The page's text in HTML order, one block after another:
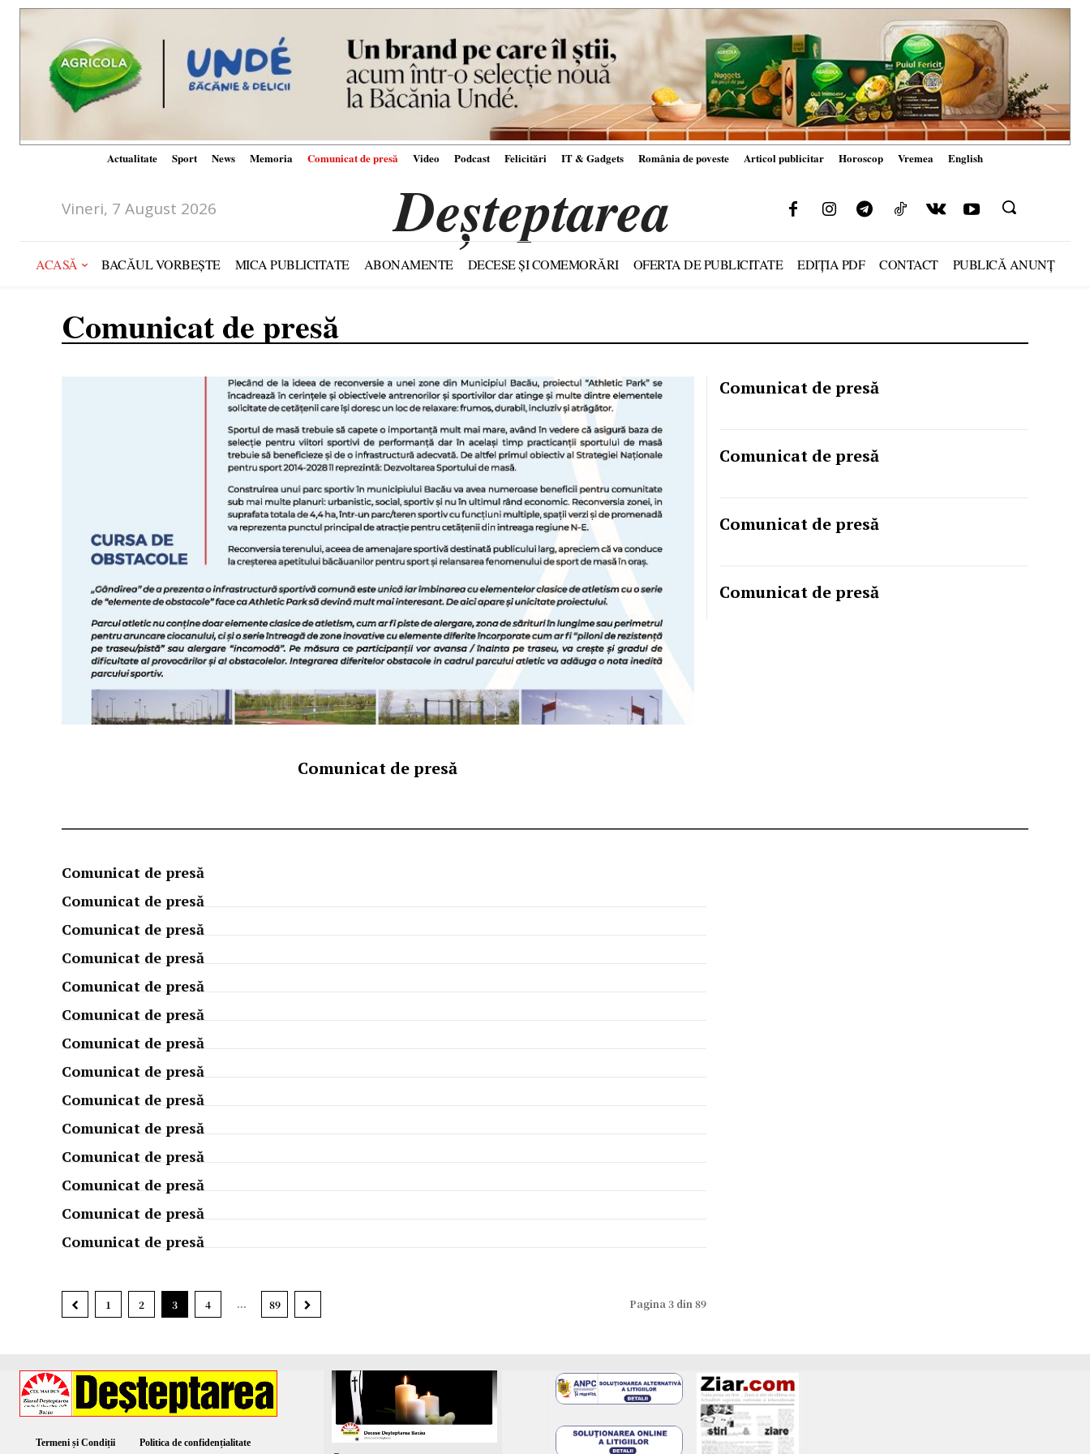
Actualitate Sport News Memoria Comunicat de presă Video Podcast Felicitări IT & Gadgets România de poveste Articol publicitar Horoscop Vremea English
Vineri, 7 August 2026 Deșteptarea
ACASĂ BACĂUL VORBEȘTE MICA PUBLICITATE ABONAMENTE DECESE ȘI COMEMORĂRI OFERTA DE PUBLICITATE EDIȚIA PDF CONTACT PUBLICĂ ANUNȚ
Comunicat de presă
Comunicat de presă
Comunicat de presă
Comunicat de presă
Comunicat de presă
Comunicat de presă
Comunicat de presă
Comunicat de presă
Comunicat de presă
Comunicat de presă
Comunicat de presă
Comunicat de presă
Comunicat de presă
Comunicat de presă
Comunicat de presă
Comunicat de presă
Comunicat de presă
Comunicat de presă
Comunicat de presă
Comunicat de presă
1 2 3 4 ... 89 Pagina 3 din 89
Termeni și Condiții Politica de confidențialitate